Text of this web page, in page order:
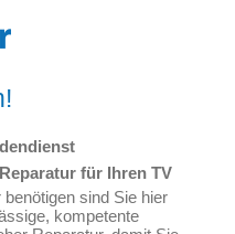
für Ihren TV
sind Sie hier
kompetente